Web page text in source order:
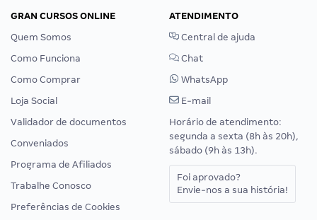
GRAN CURSOS ONLINE
Quem Somos
Como Funciona
Como Comprar
Loja Social
Validador de documentos
Conveniados
Programa de Afiliados
Trabalhe Conosco
Preferências de Cookies
ATENDIMENTO
Central de ajuda
Chat
WhatsApp
E-mail
Horário de atendimento:
segunda a sexta (8h às 20h),
sábado (9h às 13h).
Foi aprovado?
Envie-nos a sua história!